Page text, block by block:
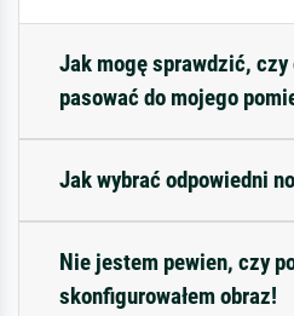
Jak mogę sprawdzić, czy
pasować do mojego
Jak wybrać odpowiedni
Nie jestem pewien, czy
skonfigurowałem obraz!